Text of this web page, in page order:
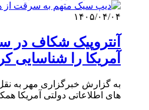
۱۴۰۵/۰۴/۰۴
آنتروپیک شکاف در
آمریکا را شناسایی
به گزارش خبرگزاری مهر به نقل
های اطلاعاتی دولتی آمریکا